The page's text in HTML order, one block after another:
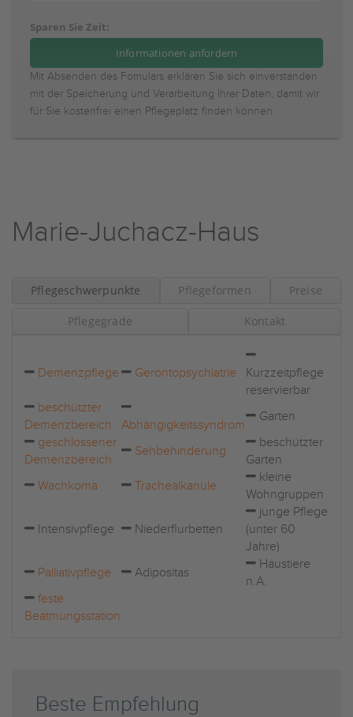
Sparen Sie Zeit:
Mit Absenden des Fomulars erklären Sie sich einverstanden
mit der Speicherung und Verarbeitung Ihrer Daten, damit wir
für Sie kostenfrei einen Pflegeplatz finden können.
Marie-Juchacz-Haus
Pflegeschwerpunkte Pflegeformen Preise
Pflegegrade Kontakt
Demenzpflege Gerontopsychiatrie
Kurzzeitpflege
reservierbar
beschützter
Demenzbereich
Abhängigkeitssyndrom
Garten
geschlossener
Demenzbereich
Sehbehinderung
beschützter
Garten
Wachkoma
Trachealkanüle
kleine
Wohngruppen
Intensivpflege Niederflurbetten
junge Pflege
(unter 60
Jahre)
Palliativpflege
Adipositas
Haustiere
n.A.
feste
Beatmungsstation
Beste Empfehlung